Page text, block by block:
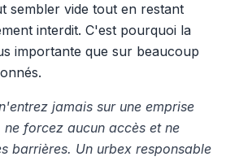
sembler vide tout en restant
interdit. C'est pourquoi la
importante que sur beaucoup
jamais sur une emprise
forcez aucun accès et ne
barrières. Un urbex responsable